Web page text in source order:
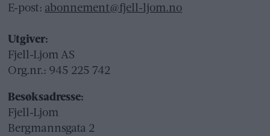
E-post: abonnement@fjell-ljom.no
Utgiver:
Fjell-Ljom AS
Org.nr.: 945 225 742
Besøksadresse:
Fjell-Ljom
Bergmannsgata 2